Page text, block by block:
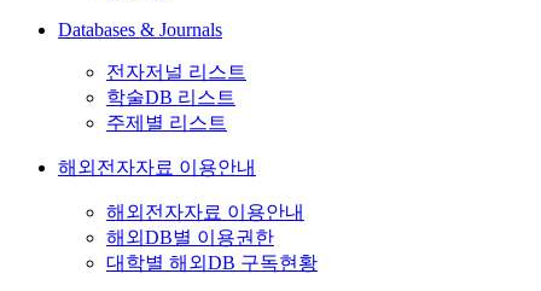
Databases & Journals
전자저널 리스트
학술DB 리스트
주제별 리스트
해외전자자료 이용안내
해외전자자료 이용안내
해외DB별 이용권한
대학별 해외DB 구독현황